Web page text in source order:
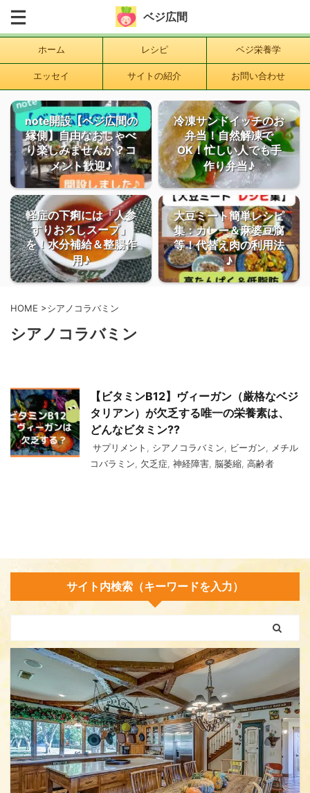
ベジ広間
ホーム レシピ ベジ栄養学
エッセイ サイトの紹介 お問い合わせ
note開設【ベジ広間の
縁側】自由なおしゃべ
り楽しみませんか？コ
メント歓迎♪
冷凍サンドイッチのお
弁当！自然解凍で
OK！忙しい人でも手
作り弁当♪
軽症の下痢には「人参
すりおろしスープ」
を！水分補給＆整腸作
用♪
大豆ミート簡単レシピ
集：カレー＆麻婆豆腐
等！代替え肉の利用法
♪
HOME >シアノコラバミン
シアノコラバミン
【ビタミンB12】ヴィーガン（厳格なベジ
タリアン）が欠乏する唯一の栄養素は、
どんなビタミン??
サプリメント シアノコラバミン ビーガン
メチル
コバラミン
欠乏症 神経障害 脳萎縮 高齢者
サイト内検索（キーワードを入力）